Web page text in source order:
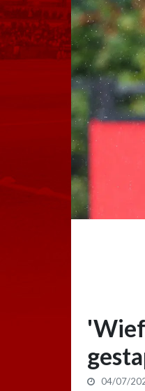
04/07/